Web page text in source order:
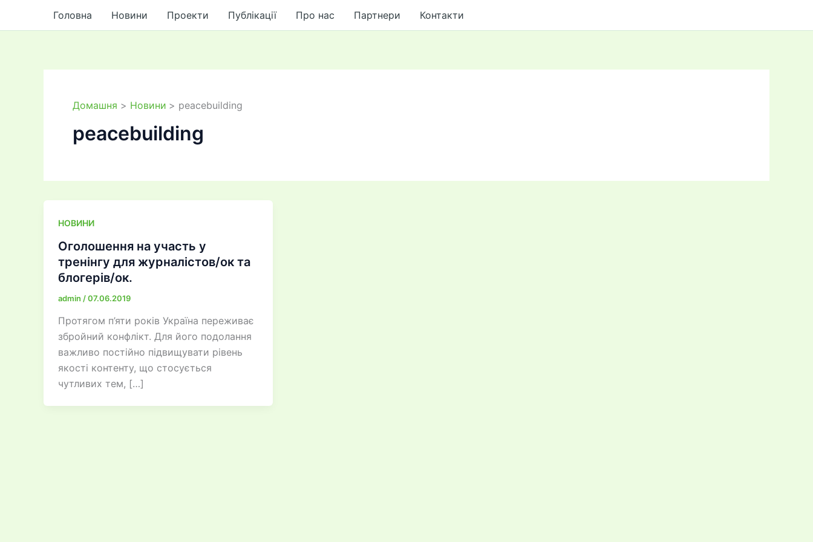
Головна Новини Проекти Публікації Про нас Партнери Контакти
Домашня Новини peacebuilding
peacebuilding
НОВИНИ
Оголошення на участь у
тренінгу для журналістов/ок та
блогерів/ок.
admin /07.06.2019
Протягом п’яти років Україна переживає
збройний конфлікт. Для його подолання
важливо постійно підвищувати рівень
якості контенту, що стосується
чутливих тем, […]